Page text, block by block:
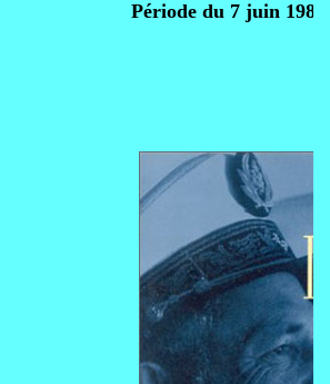
Période du 7 juin 1982